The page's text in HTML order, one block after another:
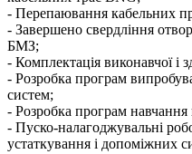
- Перепаювання кабельних
- Завершено свердління
БМЗ;
- Комплектація виконавчої і
- Розробка програм
систем;
- Розробка програм
- Пуско-налагоджувальні
устаткування і допоміжних